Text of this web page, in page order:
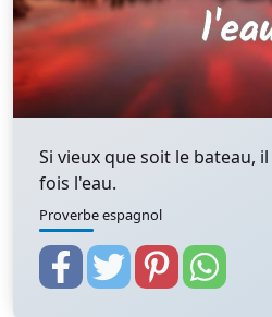
Si vieux que soit le bateau,
fois l'eau.
Proverbe espagnol